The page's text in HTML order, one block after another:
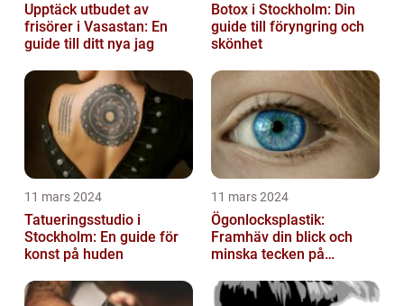
Upptäck utbudet av
frisörer i Vasastan: En
guide till ditt nya jag
Botox i Stockholm: Din
guide till föryngring och
skönhet
11 mars 2024
Tatueringsstudio i
Stockholm: En guide för
konst på huden
11 mars 2024
Ögonlocksplastik:
Framhäv din blick och
minska tecken på